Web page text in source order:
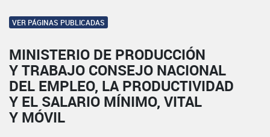
VER PÁGINAS PUBLICADAS
MINISTERIO DE PRODUCCIÓN
Y TRABAJO CONSEJO NACIONAL
DEL EMPLEO, LA PRODUCTIVIDAD
Y EL SALARIO MÍNIMO, VITAL
Y MÓVIL